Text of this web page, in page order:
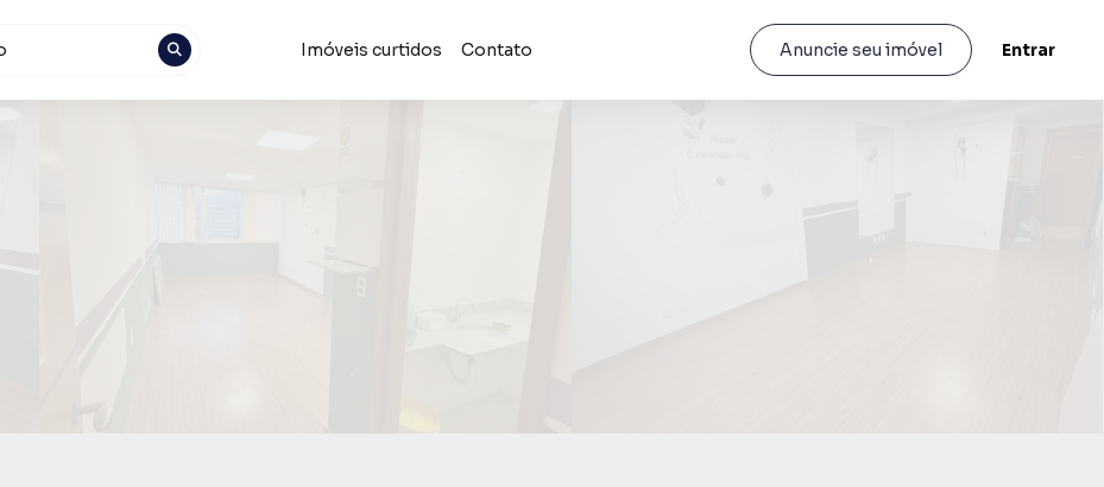
Imóveis curtidos Contato Anuncie seu imóvel Entrar